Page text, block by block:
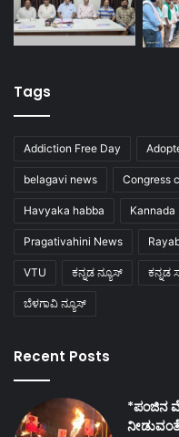
Tags
Addiction Free Day
belagavi news Congress
Havyaka habba Kannada
Pragativahini News
VTU ಕನ್ನಡ ನ್ಯೂಸ್ ಕನ್ನಡ
ಬೆಳಗಾವಿ ನ್ಯೂಸ್
Recent Posts
*ಪಂಜಿನ